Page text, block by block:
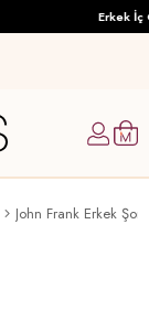
Erkek İç
John Frank Erkek